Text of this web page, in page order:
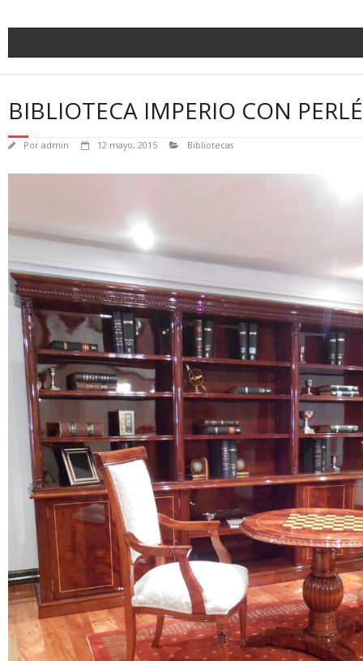
BIBLIOTECA IMPERIO CON PERLÉ
Por admin 12 mayo, 2015 Bibliotecas